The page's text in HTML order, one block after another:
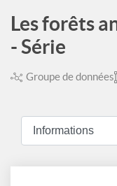
Les forêts
- Série
Groupe de données